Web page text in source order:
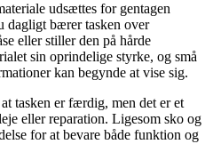
udsættes for gentagen
dagligt bærer tasken over
eller stiller den på hårde
sin oprindelige styrke, og små
kan begynde at vise sig.
tasken er færdig, men det er et
eller reparation. Ligesom sko og
for at bevare både funktion og